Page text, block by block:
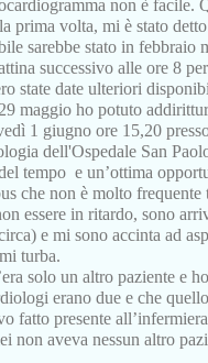
non è facile.
prima volta, mi è stato
sarebbe stato in febbraio
successivo alle ore 8
state date ulteriori
maggio ho potuto
1 giugno ore 15,20
dell'Ospedale San
tempo  e un’ottima
che non è molto frequente
essere in ritardo, sono
e mi sono accinta ad
turba.
solo un altro paziente e
erano due e che
fatto presente
non aveva nessun altro